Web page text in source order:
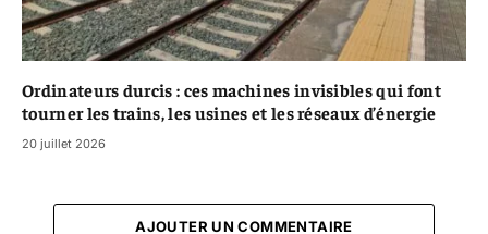
Ordinateurs durcis : ces machines invisibles qui font
tourner les trains, les usines et les réseaux d’énergie
20 juillet 2026
AJOUTER UN COMMENTAIRE